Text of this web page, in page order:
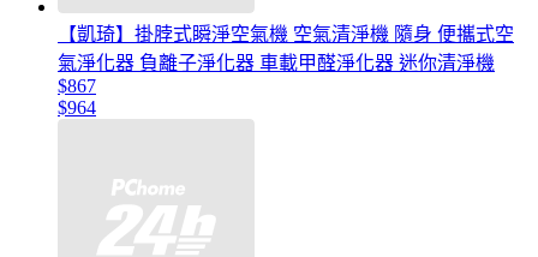
【凱琦】掛脖式瞬淨空氣機 空氣清淨機 隨身 便攜式空
氣淨化器 負離子淨化器 車載甲醛淨化器 迷你清淨機
$867
$964